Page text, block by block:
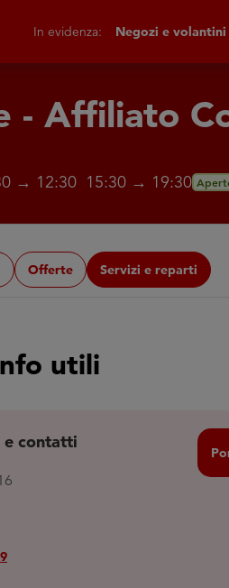
In evidenza: Negozi e volantini
- Affiliato
→ 12:30 15:30 → 19:30
Offerte Servizi e reparti
utili
e contatti